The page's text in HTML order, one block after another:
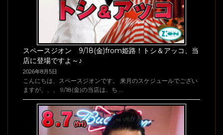
スペースジオン 9/18(金)from姫路！トシ＆アッコ、当
店に登場ですよ～♪
2026年8月5日
こんにちは、スペースジオンです。 来月のスケジュールでござい
ますが、、、 9/18(金)の当店は、ち …